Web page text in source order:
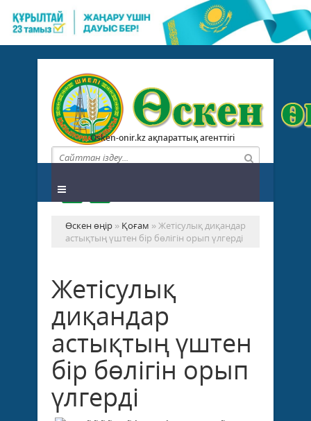
Osken-onir.kz ақпараттық агенттігі
Өскен өңір » Қоғам » Жетісулық диқандар
астықтың үштен бір бөлігін орып үлгерді
Жетісулық
диқандар
астықтың үштен
бір бөлігін орып
үлгерді